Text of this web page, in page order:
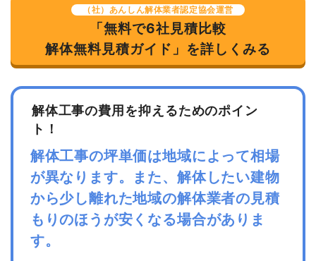
90,000円
円
消費税
1,610,000円
合計金額
17,710,000
円
建物の種類/構造 内装解体住宅1階建て
坪数 33坪
建物解体費用 102万3,000円
総額 112万5,300円
品名 数量 単価
金額
内装解体住宅33坪1階建
33坪 31,000円 1,023,000円
（社）あんしん解体業者認定協会運営
「無料で6社見積比較
解体無料見積ガイド」を詳しくみる
解体工事の費用を抑えるためのポイン
ト！
解体工事の坪単価は地域によって相場
が異なります。また、解体したい建物
から少し離れた地域の解体業者の見積
もりのほうが安くなる場合がありま
す。